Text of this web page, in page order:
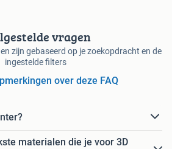
vragen
zijn gebaseerd op je zoekopdracht en de
ingestelde filters
over deze FAQ
materialen die je voor 3D